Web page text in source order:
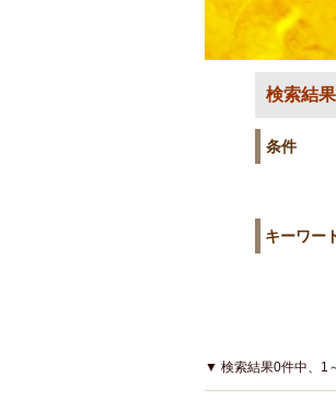
検索結果
条件
キーワー
▼ 検索結果0件中、1